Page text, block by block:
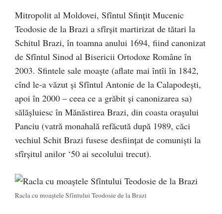
Mitropolit al Moldovei, Sfîntul Sfințit Mucenic
Teodosie de la Brazi a sfîrșit martirizat de tătari la
Schitul Brazi, în toamna anului 1694, fiind canonizat
de Sfîn­tul Sinod al Bisericii Ortodoxe Române în
2003. Sfintele sale moaşte (aflate mai întîi în 1842,
cînd le-a văzut și Sfîntul Antonie de la Calapodești,
apoi în 2000 – ceea ce a grăbit și canonizarea sa)
sălășluiesc în Mănăstirea Brazi, din coasta oraşului
Panciu (vatră monahală refăcută după 1989, căci
vechiul Schit Brazi fusese desființat de comuniști la
sfîrșitul anilor ‘50 ai secolului trecut).
Racla cu moaștele Sfîntului Teodosie de la Brazi